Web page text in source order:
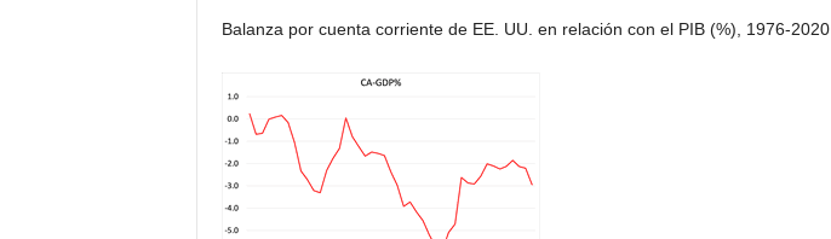
Balanza por cuenta corriente de EE. UU. en relación con el PIB (%), 1976-2020